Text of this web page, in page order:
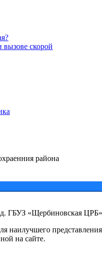
вызове скорой
района
ГБУЗ «Щербиновская
на сайте.